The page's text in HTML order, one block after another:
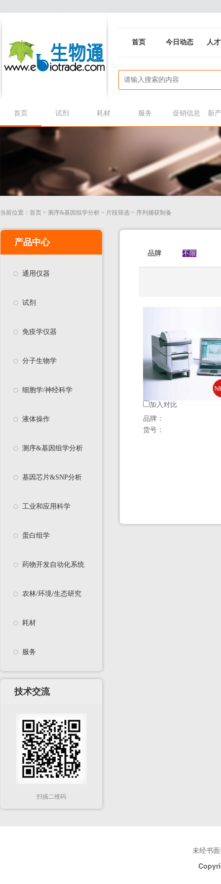
首页 今日动态 人
首页 试剂 耗材 服务 促销信息 新
当前位置： 首页 > 测序&基因组学分析 > 片段筛选 > 序列捕获制备
产品中心
通用仪器
试剂
免疫学仪器
分子生物学
细胞学/神经科学
液体操作
测序&基因组学分析
基因芯片&SNP分析
工业和应用科学
蛋白组学
药物开发自动化系统
农林/环境/生态研究
耗材
服务
技术交流
扫描二维码
品牌 不限
加入对比
品牌：
货号：
未经书